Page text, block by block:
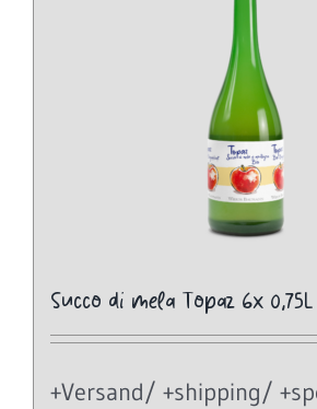
Succo di mela Topaz 6x 0,75L
+Versand/ +shipping/